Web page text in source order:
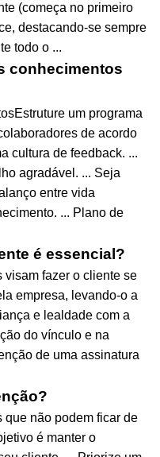
(começa no primeiro
destacando-se sempre
todo o ...
conhecimentos
um programa
de acordo
cultura de feedback. ...
agradável. ... Seja
entre vida
... Plano de
é essencial?
visam fazer o cliente se
empresa, levando-o a
e lealdade com a
do vínculo e na
de uma assinatura
que não podem ficar de
é manter o